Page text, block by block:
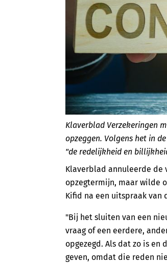
Klaverblad Verzekeringen
opzeggen. Volgens het in
"de redelijkheid en
Klaverblad annuleerde de
opzegtermijn, maar wilde
Kifid na een uitspraak van
"Bij het sluiten van een
vraag of een eerdere,
opgezegd. Als dat zo is en
geven, omdat die reden